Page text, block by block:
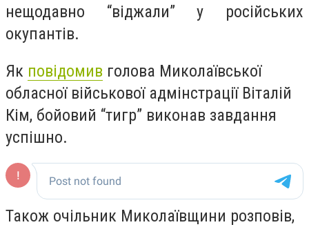
нещодавно “віджали” у російських
окупантів.
Як повідомив голова Миколаївської
обласної військової адмінстрації Віталій
Кім, бойовий “тигр” виконав завдання
успішно.
Також очільник Миколаївщини розповів,